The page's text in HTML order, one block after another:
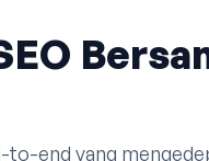
end yang